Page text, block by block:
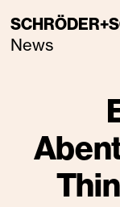
News